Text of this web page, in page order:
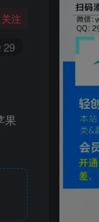
关注
29
果